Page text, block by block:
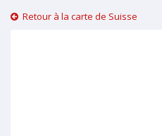
Retour à la carte de Suisse